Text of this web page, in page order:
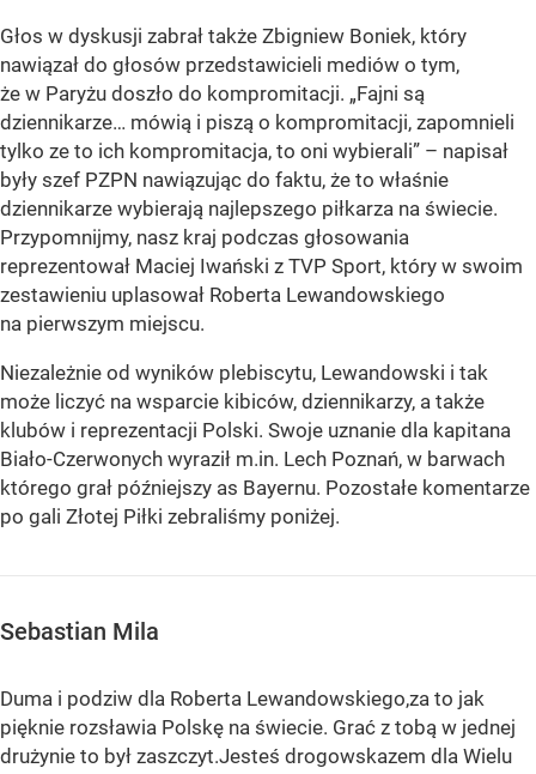
Głos w dyskusji zabrał także Zbigniew Boniek, który
nawiązał do głosów przedstawicieli mediów o tym,
że w Paryżu doszło do kompromitacji. „Fajni są
dziennikarze… mówią i piszą o kompromitacji, zapomnieli
tylko ze to ich kompromitacja, to oni wybierali” – napisał
były szef PZPN nawiązując do faktu, że to właśnie
dziennikarze wybierają najlepszego piłkarza na świecie.
Przypomnijmy, nasz kraj podczas głosowania
reprezentował Maciej Iwański z TVP Sport, który w swoim
zestawieniu uplasował Roberta Lewandowskiego
na pierwszym miejscu.
Niezależnie od wyników plebiscytu, Lewandowski i tak
może liczyć na wsparcie kibiców, dziennikarzy, a także
klubów i reprezentacji Polski. Swoje uznanie dla kapitana
Biało-Czerwonych wyraził m.in. Lech Poznań, w barwach
którego grał późniejszy as Bayernu. Pozostałe komentarze
po gali Złotej Piłki zebraliśmy poniżej.
Sebastian Mila
Duma i podziw dla Roberta Lewandowskiego,za to jak
pięknie rozsławia Polskę na świecie. Grać z tobą w jednej
drużynie to był zaszczyt.Jesteś drogowskazem dla Wielu